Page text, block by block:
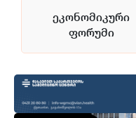
ეკონომიკური
ფორუმი